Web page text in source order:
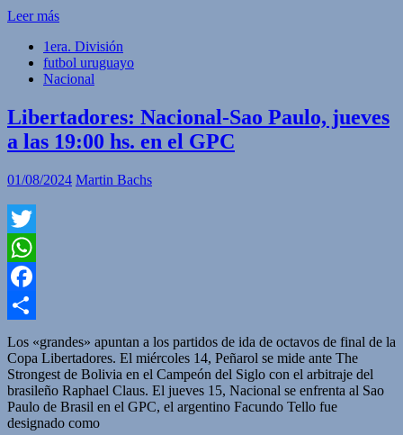
Leer más
1era. División
futbol uruguayo
Nacional
Libertadores: Nacional-Sao Paulo, jueves
a las 19:00 hs. en el GPC
01/08/2024 Martin Bachs
Twitter
WhatsApp
Facebook
Compartir
Los «grandes» apuntan a los partidos de ida de octavos de final de la
Copa Libertadores. El miércoles 14, Peñarol se mide ante The
Strongest de Bolivia en el Campeón del Siglo con el arbitraje del
brasileño Raphael Claus. El jueves 15, Nacional se enfrenta al Sao
Paulo de Brasil en el GPC, el argentino Facundo Tello fue
designado como